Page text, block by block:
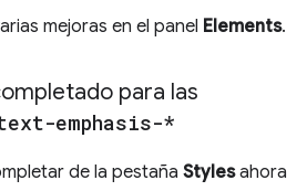
mejoras en el panel Elements.
para las
emphasis-*
de la pestaña Stylesahora